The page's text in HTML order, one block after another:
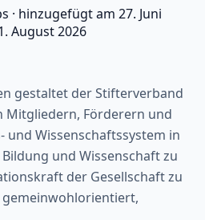
· hinzugefügt am 27. Juni
August 2026
gestaltet der Stifterverband
Mitgliedern, Förderern und
und Wissenschaftssystem in
und Wissenschaft zu
der Gesellschaft zu